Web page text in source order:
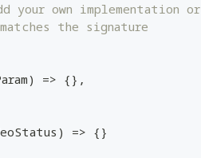
own implementation or
the signature
) => { } ,
) => { }